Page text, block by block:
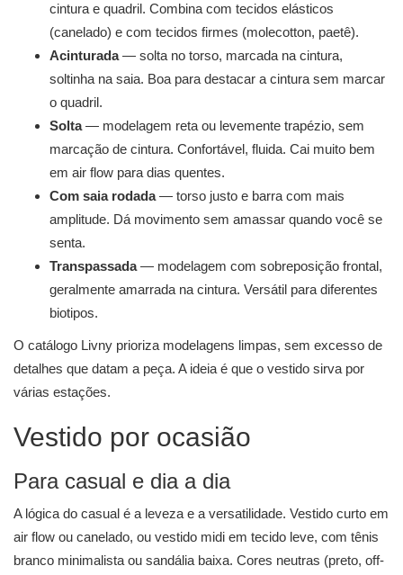
cintura e quadril. Combina com tecidos elásticos
(canelado) e com tecidos firmes (molecotton, paetê).
Acinturada— solta no torso, marcada na cintura,
soltinha na saia. Boa para destacar a cintura sem marcar
o quadril.
Solta— modelagem reta ou levemente trapézio, sem
marcação de cintura. Confortável, fluida. Cai muito bem
em air flow para dias quentes.
Com saia rodada— torso justo e barra com mais
amplitude. Dá movimento sem amassar quando você se
senta.
Transpassada— modelagem com sobreposição frontal,
geralmente amarrada na cintura. Versátil para diferentes
biotipos.
O catálogo Livny prioriza modelagens limpas, sem excesso de
detalhes que datam a peça. A ideia é que o vestido sirva por
várias estações.
Vestido por ocasião
Para casual e dia a dia
A lógica do casual é a leveza e a versatilidade. Vestido curto em
air flow ou canelado, ou vestido midi em tecido leve, com tênis
branco minimalista ou sandália baixa. Cores neutras (preto, off-